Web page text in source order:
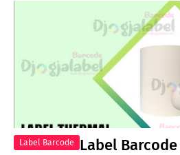
Label Barcode Label